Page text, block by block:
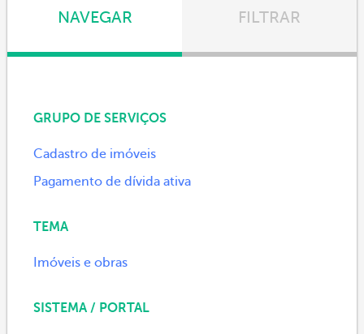
NAVEGAR FILTRAR
GRUPO DE SERVIÇOS
Cadastro de imóveis
Pagamento de dívida ativa
TEMA
Imóveis e obras
SISTEMA / PORTAL